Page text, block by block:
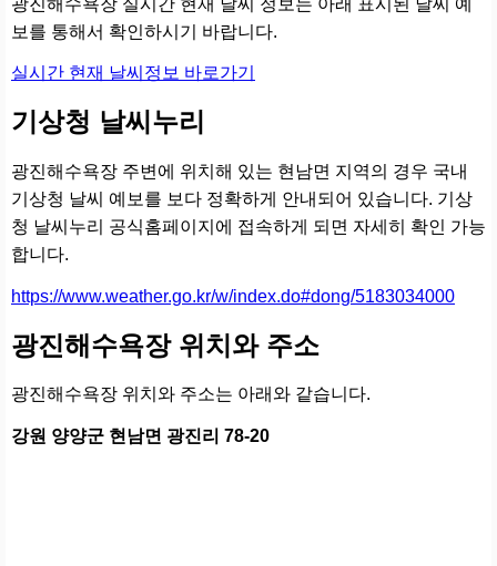
보를 통해서 확인하시기 바랍니다.
실시간 현재 날씨정보 바로가기
기상청 날씨누리
광진해수욕장 주변에 위치해 있는 현남면 지역의 경우 국내
기상청 날씨 예보를 보다 정확하게 안내되어 있습니다. 기상
청 날씨누리 공식홈페이지에 접속하게 되면 자세히 확인 가능
합니다.
https://www.weather.go.kr/w/index.do#dong/5183034000
광진해수욕장 위치와 주소
광진해수욕장 위치와 주소는 아래와 같습니다.
강원 양양군 현남면 광진리 78-20